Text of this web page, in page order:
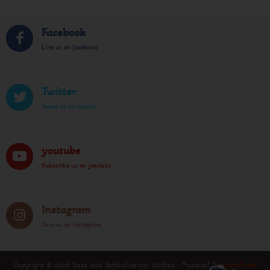
Facebook
Like us on facebook
Twitter
Tweet us on twitter
youtube
Subscribe us on youtube
Instagram
Join us on instagram
Copyright © 2026 Base und Softballverein Wolfins - Powered ByWordPress